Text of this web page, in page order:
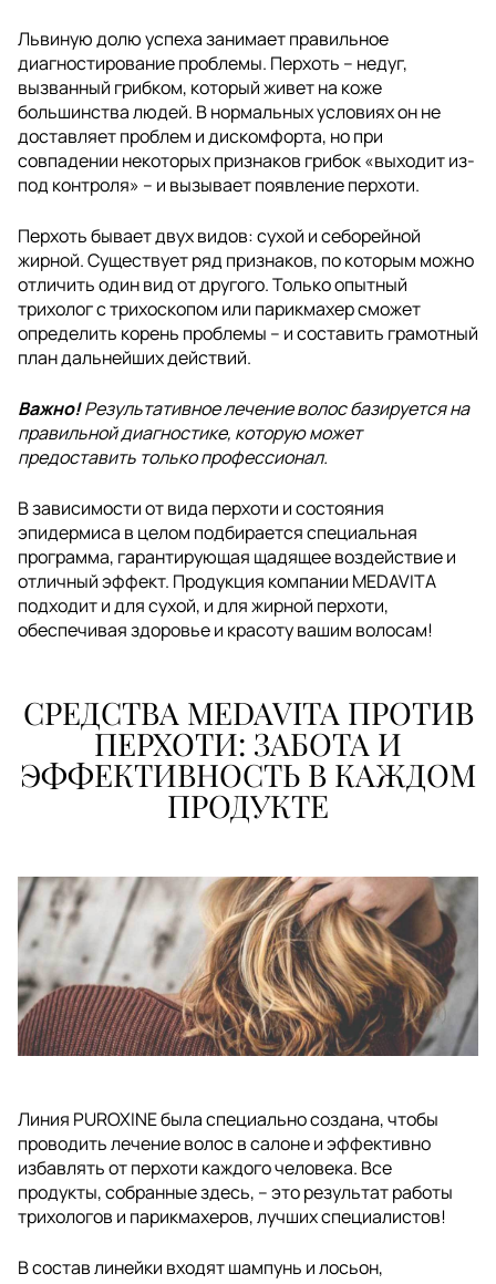
Львиную долю успеха занимает правильное
диагностирование проблемы. Перхоть – недуг,
вызванный грибком, который живет на коже
большинства людей. В нормальных условиях он не
доставляет проблем и дискомфорта, но при
совпадении некоторых признаков грибок «выходит из-
под контроля» – и вызывает появление перхоти.
Перхоть бывает двух видов: сухой и себорейной
жирной. Существует ряд признаков, по которым можно
отличить один вид от другого. Только опытный
трихолог с трихоскопом или парикмахер сможет
определить корень проблемы – и составить грамотный
план дальнейших действий.
Важно!Результативное лечение волос базируется на
правильной диагностике, которую может
предоставить только профессионал.
В зависимости от вида перхоти и состояния
эпидермиса в целом подбирается специальная
программа, гарантирующая щадящее воздействие и
отличный эффект. Продукция компании MEDAVITA
подходит и для сухой, и для жирной перхоти,
обеспечивая здоровье и красоту вашим волосам!
СРЕДСТВА MEDAVITA ПРОТИВ
ПЕРХОТИ: ЗАБОТА И
ЭФФЕКТИВНОСТЬ В КАЖДОМ
ПРОДУКТЕ
Линия PUROXINE была специально создана, чтобы
проводить лечение волос в салоне и эффективно
избавлять от перхоти каждого человека. Все
продукты, собранные здесь, – это результат работы
трихологов и парикмахеров, лучших специалистов!
В состав линейки входят шампунь и лосьон,